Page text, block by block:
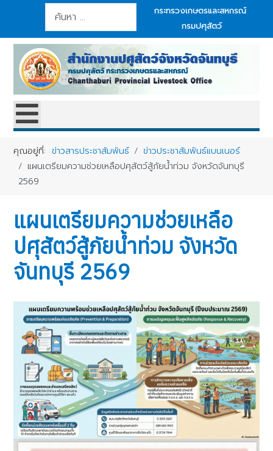
การค้นหา
กระทรวงเกษตรและสหกรณ์
กรมปศุสัตว์
คุณอยู่ที่:ข่าวสารประชาสัมพันธ์
ข่าวประชาสัมพันธ์แบนเนอร์
แผนเตรียมความช่วยเหลือปศุสัตว์สู้ภัยน้ำท่วม จังหวัดจันทบุรี
2569
แผนเตรียมความช่วยเหลือ
ปศุสัตว์สู้ภัยน้ำท่วม จังหวัด
จันทบุรี 2569